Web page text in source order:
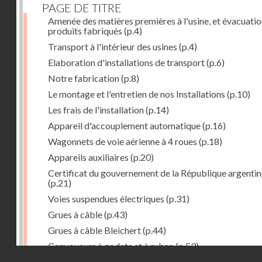
PAGE DE TITRE
Amenée des matières premières à l'usine, et
produits fabriqués (p.4)
Transport à l'intérieur des usines (p.4)
Elaboration d'installations de transport(p.6)
Notre fabrication(p.8)
Le montage et l'entretien de nos Installations (p.10)
Les frais de l'installation(p.14)
Appareil d'accouplement automatique(p.16)
Wagonnets de voie aérienne à 4 roues (p.18)
Appareils auxiliaires (p.20)
Certificat du gouvernement de la République
(p.21)
Voies suspendues électriques (p.31)
Grues à câble(p.43)
Grues à câble Bleichert(p.44)
Convoyeurs à godets et à ruban(p.53)